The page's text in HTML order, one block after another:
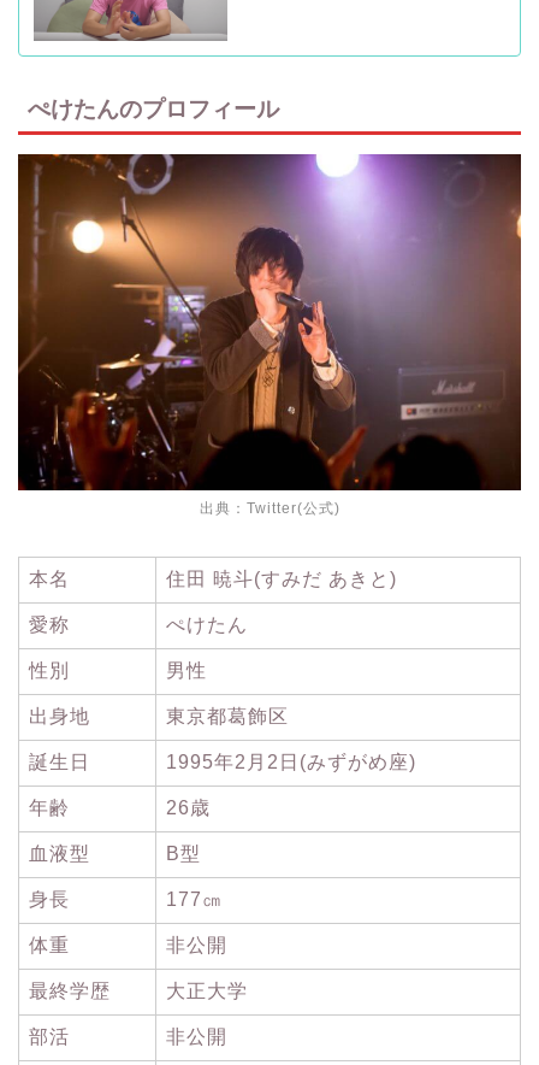
ぺけたんのプロフィール
出典： Twitter(公式)
本名 住田 暁斗(すみだ あきと)
愛称 ぺけたん
性別 男性
出身地 東京都葛飾区
誕生日 1995年2月2日(みずがめ座)
年齢 26歳
血液型 B型
身長 177㎝
体重 非公開
最終学歴 大正大学
部活 非公開